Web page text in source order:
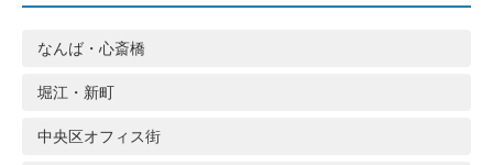
なんば・心斎橋
堀江・新町
中央区オフィス街